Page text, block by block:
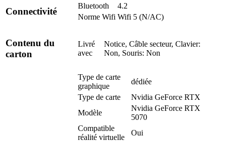
Connectivité
Bluetooth
4.2
Norme Wifi Wifi 5 (N/AC)
Contenu du
carton
Livré
avec
Notice, Câble secteur, Clavier:
Non, Souris: Non
Type de carte
graphique
dédiée
Type de carte
Nvidia GeForce RTX
Modèle
Nvidia GeForce RTX
5070
Compatible
réalité virtuelle
Oui